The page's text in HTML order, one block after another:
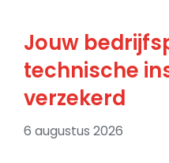
Jouw
technische
verzekerd
6 augustus 2026